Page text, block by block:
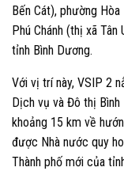
Bến Cát), phường
Phú Chánh (thị xã
tỉnh Bình Dương.
Với vị trí này, VSIP 2
Dịch vụ và Đô thị
khoảng 15 km về
được Nhà nước quy
Thành phố mới của